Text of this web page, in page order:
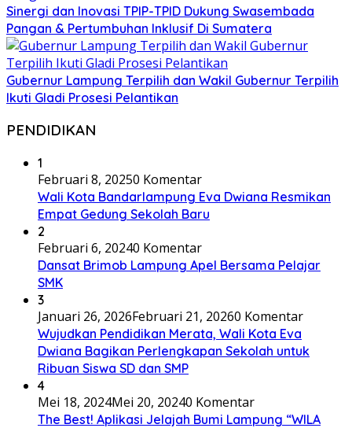
Sinergi dan Inovasi TPIP-TPID Dukung Swasembada
Pangan & Pertumbuhan Inklusif Di Sumatera
Gubernur Lampung Terpilih dan Wakil Gubernur Terpilih
Ikuti Gladi Prosesi Pelantikan
PENDIDIKAN
1
Februari 8, 20250 Komentar
Wali Kota Bandarlampung Eva Dwiana Resmikan
Empat Gedung Sekolah Baru
2
Februari 6, 20240 Komentar
Dansat Brimob Lampung Apel Bersama Pelajar
SMK
3
Januari 26, 2026Februari 21, 20260 Komentar
Wujudkan Pendidikan Merata, Wali Kota Eva
Dwiana Bagikan Perlengkapan Sekolah untuk
Ribuan Siswa SD dan SMP
4
Mei 18, 2024Mei 20, 20240 Komentar
The Best! Aplikasi Jelajah Bumi Lampung “WILA